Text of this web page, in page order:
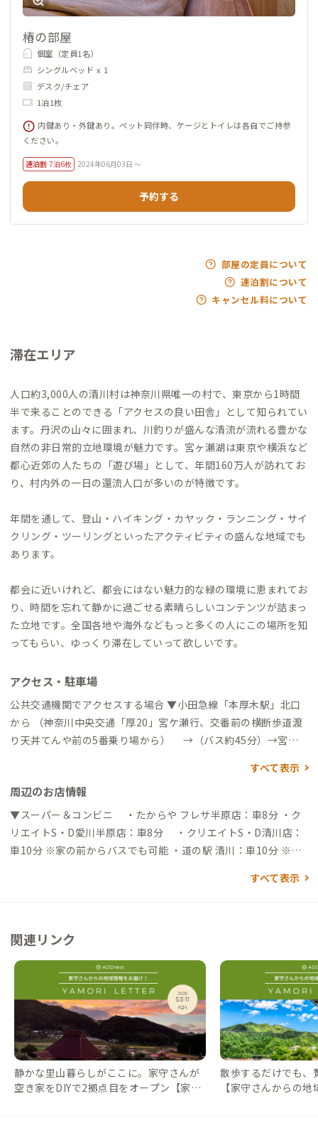
椿の部屋
個室（定員1名）
シングルベッド x 1
デスク/チェア
1泊1枚
内鍵あり・外鍵あり。ペット同伴時、ケージとトイレは各自でご持参
ください。
連泊割 7泊6枚 2024年06月03日 ～
予約する
部屋の定員について
連泊割について
キャンセル料について
滞在エリア
人口約3,000人の清川村は神奈川県唯一の村で、東京から1時間
半で来ることのできる「アクセスの良い田舎」として知られてい
ます。丹沢の山々に囲まれ、川釣りが盛んな清流が流れる豊かな
自然の非日常的立地環境が魅力です。宮ヶ瀬湖は東京や横浜など
都心近郊の人たちの「遊び場」として、年間160万人が訪れてお
り、村内外の一日の還流人口が多いのが特徴です。
年間を通して、登山・ハイキング・カヤック・ランニング・サイ
クリング・ツーリングといったアクティビティの盛んな地域でも
あります。
都会に近いけれど、都会にはない魅力的な緑の環境に恵まれてお
り、時間を忘れて静かに過ごせる素晴らしいコンテンツが詰まっ
た立地です。全国各地や海外などもっと多くの人にこの場所を知
ってもらい、ゆっくり滞在していって欲しいです。
アクセス・駐車場
公共交通機関でアクセスする場合 ▼小田急線「本厚木駅」北口
から （神奈川中央交通「厚20」宮ケ瀬行、交番前の横断歩道渡
り天丼てんや前の5番乗り場から） →（バス約45分）→宮ケ
から約30分 ・東名高速厚木ICから約40分 ・中央道・圏央道相模
湖ICから約30分
すべて表示
周辺のお店情報
▼スーパー＆コンビニ ・たからや フレサ半原店：車8分 ・ク
リエイトS・D愛川半原店：車8分 ・クリエイトS・D清川店：
車10分 ※家の前からバスでも可能 ・道の駅 清川：車10分 ※家
6分 ・セブン-イレブン 愛川半原店：車8分 ※いずれの店舗も徒
もしくは施設の自転車をご利用ください。 ▼飲食店 ・レストラ
徒歩3分 ※水曜 定休 ・Cafe「WILD CHICKEN」：徒歩10分 ※
不定休 ・丸太小屋レストラン「びんずる」：車3分または徒歩1
7分 ※木曜 定休 ・カフェ「オギッソ」：車3分または徒歩30分
※月曜/火曜 定休 ・イタリアン料理「四季-Quattro-」：車12分
※火曜 定休 ・ステーキレストラン「STUMP」：車10分 ※火曜
定休 ・Cafe「ひとあし」：車11分 ※月曜/火曜 定休 ・カレー
「ヤマノカミ」：車11分 ※月曜/火曜/水曜 定休
すべて表示
関連リンク
静かな里山暮らしがここに。家守さんが
空き家をDIYで2拠点目をオープン【家守
散歩するだけでも、
【家守さんからの